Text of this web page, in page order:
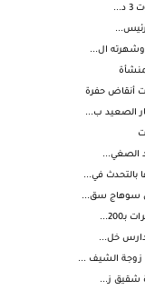
ال...
أنقاض حفرة
الصعيد ب...
الصغي...
بالتحدث في...
سوهاج سق...
الشيف ...
شقيق ز...